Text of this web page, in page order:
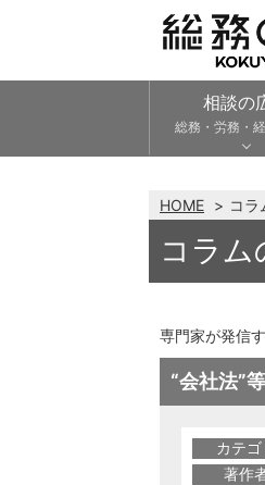
相談の
総務・労務・
HOME コラ
コラム
専門家が発信
“会社法”
カテゴ
著作